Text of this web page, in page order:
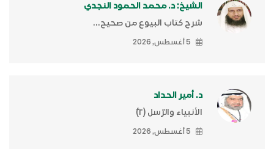
الشيخ: د. محمد الحمود النجدي
شرح كتاب البيوع من صحيح...
5 أغسطس, 2026
د. أمير الحداد
الأنبياء والرّسل (٢)ّ
5 أغسطس, 2026